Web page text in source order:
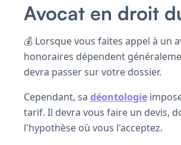
Avocat en droit
💰 Lorsque vous faites appel à un
honoraires dépendent
devra passer sur votre dossier.
Cependant, sa déontologie
tarif. Il devra vous faire un devis,
l'hypothèse où vous l'acceptez.